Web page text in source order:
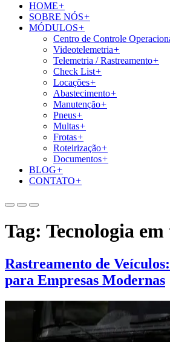
HOME+
SOBRE NÓS+
MÓDULOS+
Centro de Controle
Videotelemetria+
Telemetria / Rastreamento+
Check List+
Locações+
Abastecimento+
Manutenção+
Pneus+
Multas+
Frotas+
Roteirização+
Documentos+
BLOG+
CONTATO+
Tag: Tecnologia
Rastreamento de
para Empresas Modernas